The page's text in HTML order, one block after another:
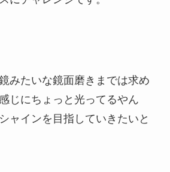
みたいな鏡面磨きまでは求め
じにちょっと光ってるやん
ャインを目指していきたいと